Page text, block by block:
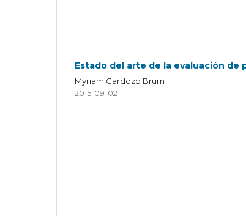
Estado del arte de la evaluación de
Myriam Cardozo Brum
2015-09-02